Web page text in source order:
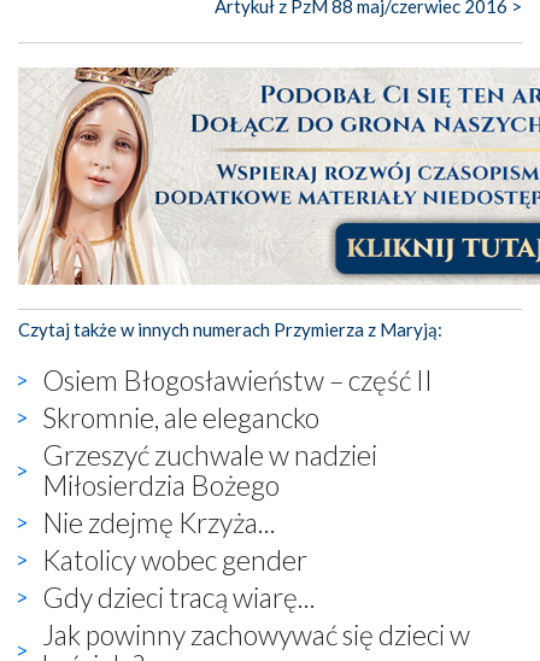
Artykuł z PzM 88 maj/czerwiec 2016 >
Czytaj także w innych numerach Przymierza z Maryją:
Osiem Błogosławieństw – część II
Skromnie, ale elegancko
Grzeszyć zuchwale w nadziei
Miłosierdzia Bożego
Nie zdejmę Krzyża...
Katolicy wobec gender
Gdy dzieci tracą wiarę...
Jak powinny zachowywać się dzieci w